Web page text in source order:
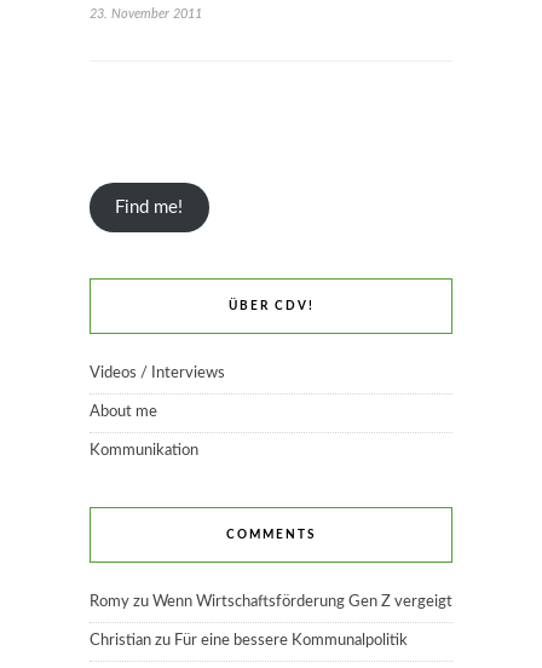
23. November 2011
Find me!
ÜBER CDV!
Videos / Interviews
About me
Kommunikation
COMMENTS
Romy zu Wenn Wirtschaftsförderung Gen Z vergeigt
Christian zu Für eine bessere Kommunalpolitik